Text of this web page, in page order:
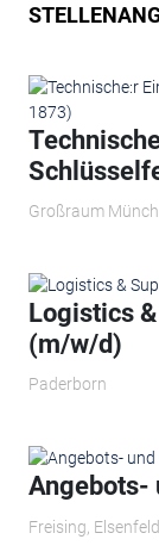
Großraum
Logistics
(m/w/d)
Paderborn
Angebots-
Freising,